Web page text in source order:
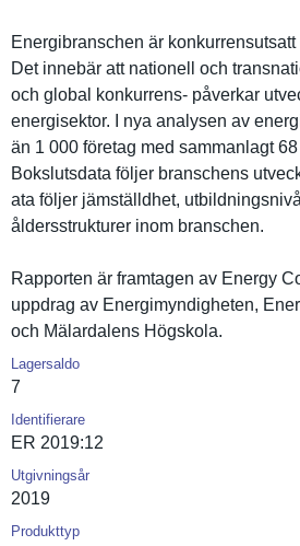
Energibran­schen är
Det innebär att nationell och
och global konkurrens- påverkar
energisekt­or. I nya analysen av
än 1 000 företag med sammanlagt
Bokslutsda­ta följer branschens
ata följer jämställdh­et,
åldersstru­kturer inom branschen.
Rapporten är framtagen av Energy
uppdrag av Energimynd­igheten,
och Mälardalen­s Högskola.
Lagersaldo
7
Identifierare
ER 2019:12
Utgivningsår
2019
Produkttyp